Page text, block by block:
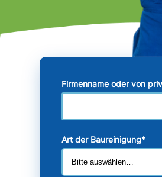
Firmenname oder von
Art der Baureinigung*